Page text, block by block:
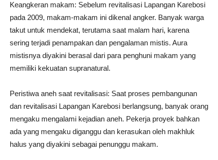
Keangkeran makam: Sebelum revitalisasi Lapangan Karebosi
pada 2009, makam-makam ini dikenal angker. Banyak warga
takut untuk mendekat, terutama saat malam hari, karena
sering terjadi penampakan dan pengalaman mistis. Aura
mistisnya diyakini berasal dari para penghuni makam yang
memiliki kekuatan supranatural.
Peristiwa aneh saat revitalisasi: Saat proses pembangunan
dan revitalisasi Lapangan Karebosi berlangsung, banyak orang
mengaku mengalami kejadian aneh. Pekerja proyek bahkan
ada yang mengaku diganggu dan kerasukan oleh makhluk
halus yang diyakini sebagai penunggu makam.